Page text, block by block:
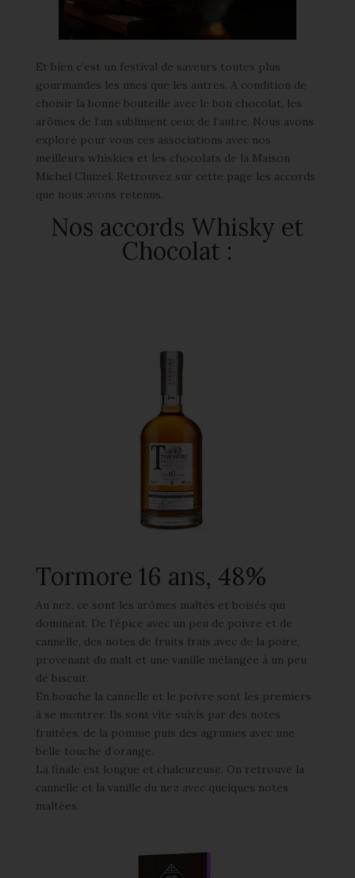
Et bien c’est un festival de saveurs toutes plus
gourmandes les unes que les autres. A condition de
choisir la bonne bouteille avec le bon chocolat, les
arômes de l’un subliment ceux de l’autre. Nous avons
exploré pour vous ces associations avec nos
meilleurs whiskies et les chocolats de la Maison
Michel Cluizel. Retrouvez sur cette page les accords
que nous avons retenus.
Nos accords Whisky et
Chocolat :
Tormore 16 ans, 48%
Au nez, ce sont les arômes maltés et boisés qui
dominent. De l’épice avec un peu de poivre et de
cannelle, des notes de fruits frais avec de la poire,
provenant du malt et une vanille mélangée à un peu
de biscuit.
En bouche la cannelle et le poivre sont les premiers
à se montrer. Ils sont vite suivis par des notes
fruitées, de la pomme puis des agrumes avec une
belle touche d’orange.
La finale est longue et chaleureuse. On retrouve la
cannelle et la vanille du nez avec quelques notes
maltées.